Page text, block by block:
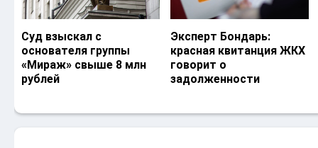
Суд взыскал с
основателя группы
«Мираж» свыше 8 млн
рублей
Эксперт Бондарь:
красная квитанция ЖКХ
говорит о
задолженности